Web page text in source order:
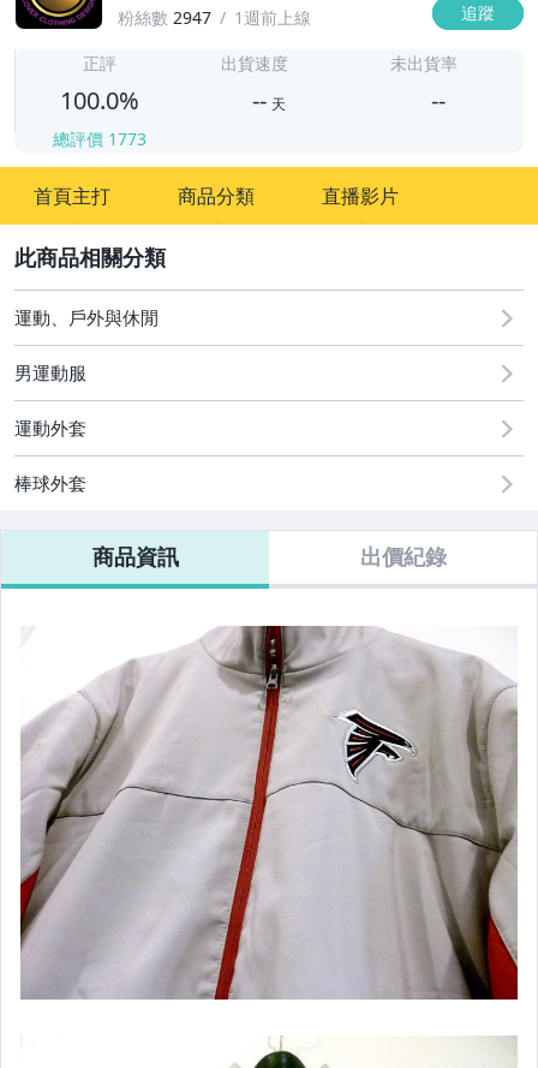
粉絲數 2947 1週前上線 追蹤
正評
100.0%
總評價 1773
出貨速度
-- 天
未出貨率
--
首頁主打 商品分類 直播影片
運動、戶外與休閒
男運動服
運動外套
棒球外套
商品資訊 出價紀錄